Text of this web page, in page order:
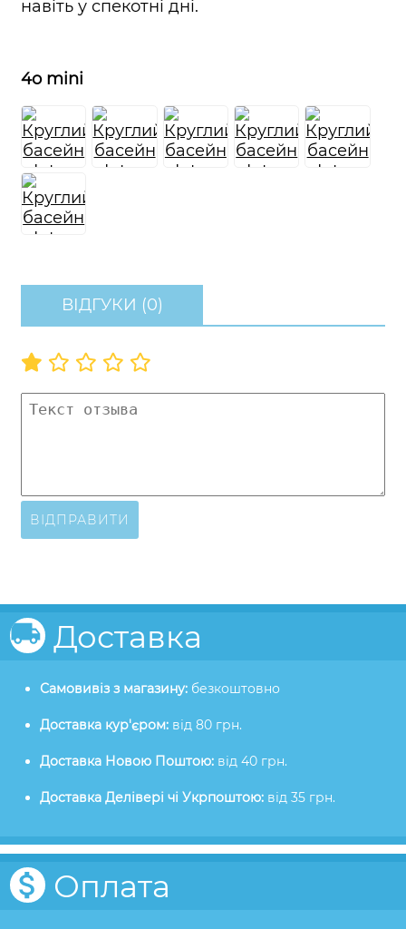
навіть у спекотні дні.
4o mini
ВІДГУКИ (0)
ВІДПРАВИТИ
Доставка
Самовивіз з магазину: безкоштовно
Доставка кур'єром: від 80 грн.
Доставка Новою Поштою: від 40 грн.
Доставка Делівері чі Укрпоштою: від 35 грн.
Оплата